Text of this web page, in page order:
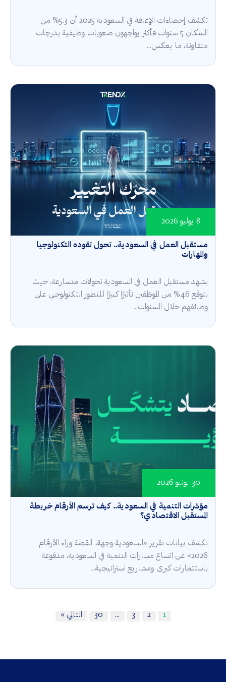
تكشف إحصاءات الإعاقة في السعودية 2025 أن 5.3% من
السكان 5 سنوات فأكثر يواجهون صعوبات وظيفية بدرجات
متفاوتة، ما يعكس...
مستقبل العمل في السعودية.. تحول تقوده التكنولوجيا
والمهارات
8 يوليو 2026
يشهد مستقبل العمل في السعودية تحولات متسارعة، حيث
يتوقع 46% من الموظفين تأثيرًا كبيرًا للتطور التكنولوجي على
وظائفهم خلال السنوات...
مؤشرات التنمية في السعودية.. كيف ترسم الأرقام خريطة
المستقبل الاقتصادي؟
30 يونيو 2026
تكشف بيانات تقرير «السعودية وجهة.. القصة وراء الأرقام
2026» عن اتساع مسارات التنمية في السعودية، مدفوعة
باستثمارات كبرى ومشاريع استراتيجية...
1
2
3
…
30 التالي »